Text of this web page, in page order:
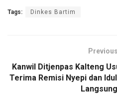
Tags: Dinkes Bartim
Kanwil Ditjenpas Kalteng
Terima Remisi Nyepi dan